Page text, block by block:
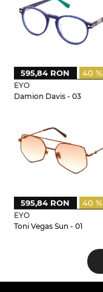
EYO
Damion Davis - 03
40 %
595,84 RON
EYO
Toni Vegas Sun - 01
40 %
595,84 RON